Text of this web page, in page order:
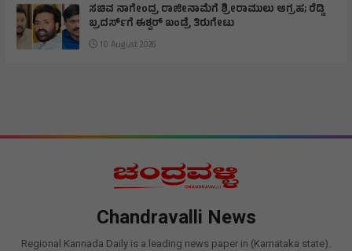
ಸಚಿವ ನಾಗೇಂದ್ರ ರಾಜೀನಾಮೆಗೆ ಶ್ರೀರಾಮುಲು ಆಗ್ರಹ; ರೆಡ್ಡಿ
ಬ್ರದರ್ಸ್‌ಗೆ ಈಶ್ವರ್ ಖಂಡ್ರೆ ತಿರುಗೇಟು
10 August 2026
Chandravalli News
Regional Kannada Daily is a leading news paper in (Karnataka state).